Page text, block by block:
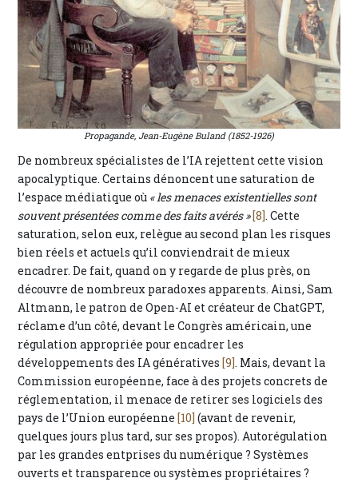
Propagande, Jean-Eugène Buland (1852-1926)
De nombreux spécialistes de l’IA rejettent cette vision
apocalyptique. Certains dénoncent une saturation de
l’espace médiatique où « les menaces existentielles sont
souvent présentées comme des faits avérés » [8]. Cette
saturation, selon eux, relègue au second plan les risques
bien réels et actuels qu’il conviendrait de mieux
encadrer. De fait, quand on y regarde de plus près, on
découvre de nombreux paradoxes apparents. Ainsi, Sam
Altmann, le patron de Open-AI et créateur de ChatGPT,
réclame d’un côté, devant le Congrès américain, une
régulation appropriée pour encadrer les
développements des IA génératives [9]. Mais, devant la
Commission européenne, face à des projets concrets de
réglementation, il menace de retirer ses logiciels des
pays de l’Union européenne [10] (avant de revenir,
quelques jours plus tard, sur ses propos). Autorégulation
par les grandes entprises du numérique ? Systèmes
ouverts et transparence ou systèmes propriétaires ?